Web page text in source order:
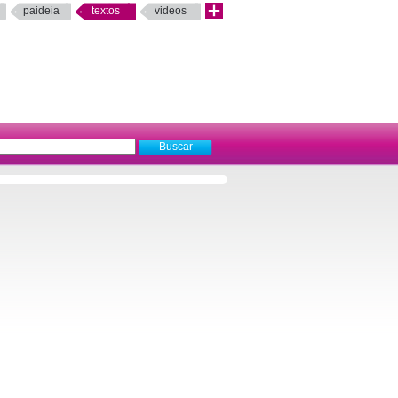
paideia textos videos